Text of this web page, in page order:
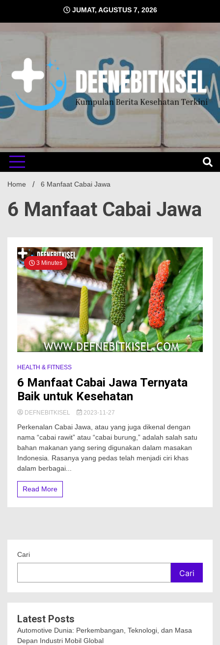
content
JUMAT, AGUSTUS 7, 2026
Home 6 Manfaat Cabai Jawa
6 Manfaat Cabai Jawa
3 Minutes
HEALTH & FITNESS
6 Manfaat Cabai Jawa Ternyata
Baik untuk Kesehatan
DEFNEBITKISEL 2023-11-27
Perkenalan Cabai Jawa, atau yang juga dikenal dengan
nama “cabai rawit” atau “cabai burung,” adalah salah satu
bahan makanan yang sering digunakan dalam masakan
Indonesia. Rasanya yang pedas telah menjadi ciri khas
dalam berbagai...
Read More
Cari
Cari
Latest Posts
Automotive Dunia: Perkembangan, Teknologi, dan Masa
Depan Industri Mobil Global